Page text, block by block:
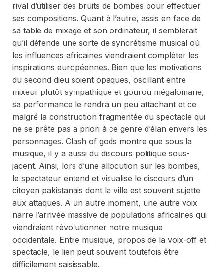
rival d’utiliser des bruits de bombes pour effectuer
ses compositions. Quant à l’autre, assis en face de
sa table de mixage et son ordinateur, il semblerait
qu’il défende une sorte de syncrétisme musical où
les influences africaines viendraient compléter les
inspirations européennes. Bien que les motivations
du second dieu soient opaques, oscillant entre
mixeur plutôt sympathique et gourou mégalomane,
sa performance le rendra un peu attachant et ce
malgré la construction fragmentée du spectacle qui
ne se prête pas a priori à ce genre d’élan envers les
personnages. Clash of gods montre que sous la
musique, il y a aussi du discours politique sous-
jacent. Ainsi, lors d’une allocution sur les bombes,
le spectateur entend et visualise le discours d’un
citoyen pakistanais dont la ville est souvent sujette
aux attaques. A un autre moment, une autre voix
narre l’arrivée massive de populations africaines qui
viendraient révolutionner notre musique
occidentale. Entre musique, propos de la voix-off et
spectacle, le lien peut souvent toutefois être
difficilement saisissable.